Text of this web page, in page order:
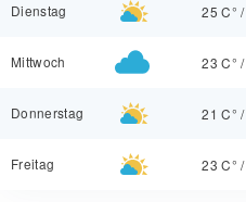
Dienstag 25 C° /
Mittwoch 23 C° /
Donnerstag 21 C° /
Freitag 23 C° /